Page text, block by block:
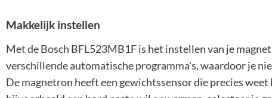
Makkelijk instellen
Met de Bosch BFL523MB1F is het instellen van je
verschillende automatische programma's, waardoor je
De magnetron heeft een gewichtssensor die precies